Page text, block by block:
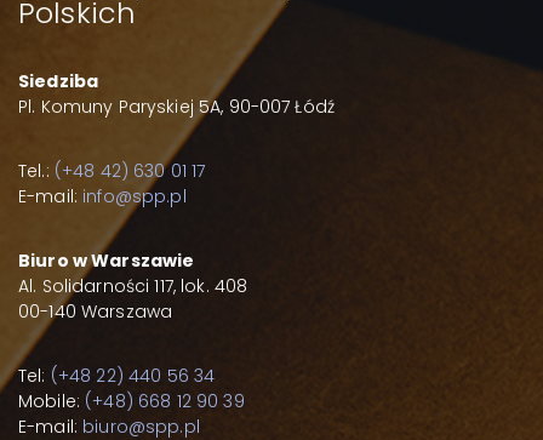
Polskich
Siedziba
Pl. Komuny Paryskiej 5A, 90-007 Łódź
Tel.: (+48 42) 630 01 17
E-mail: info@spp.pl
Biuro w Warszawie
Al. Solidarności 117, lok. 408
00-140 Warszawa
Tel: (+48 22) 440 56 34
Mobile: (+48) 668 12 90 39
E-mail: biuro@spp.pl